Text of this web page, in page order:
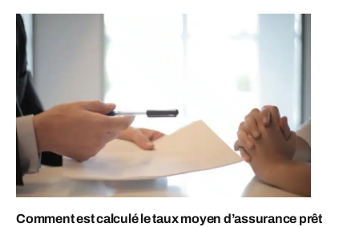
Comment est calculé le taux moyen d’assurance prêt